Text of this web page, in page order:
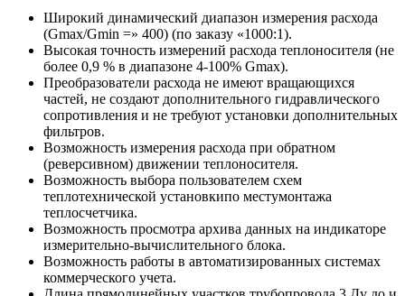
Широкий динамический диапазон измерения расхода
(Gmax/Gmin =» 400) (по заказу «1000:1).
Высокая точность измерений расхода теплоносителя (не
более 0,9 % в диапазоне 4-100% Gmax).
Преобразователи расхода не имеют вращающихся
частей, не создают дополнительного гидравлического
сопротивления и не требуют установки дополнительных
фильтров.
Возможность измерения расхода при обратном
(реверсивном) движении теплоносителя.
Возможность выбора пользователем схем
теплотехнической установкипо местумонтажа
теплосчетчика.
Возможность просмотра архива данных на индикаторе
измерительно-вычислительного блока.
Возможность работы в автоматизированных системах
коммерческого учета.